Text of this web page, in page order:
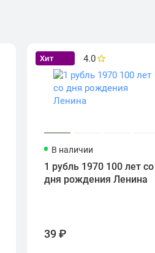
Хит 4.0
В наличии
1 рубль 1970 100 лет со
дня рождения Ленина
39 ₽